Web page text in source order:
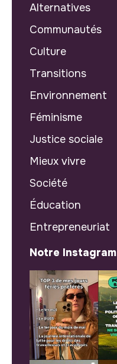
Alternatives
Communautés
Culture
Transitions
Environnement
Féminisme
Justice sociale
Mieux vivre
Société
Éducation
Entrepreneuriat
Notre Instagram